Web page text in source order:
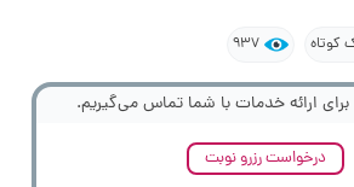
کوتاه 937
ارائه خدمات با شما تماس می‌گیریم.
درخواست رزرو نوبت